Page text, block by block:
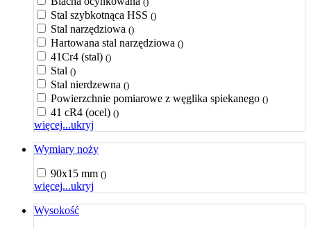
Stal szybkotnąca HSS ()
Stal narzędziowa ()
Hartowana stal narzędziowa ()
41Cr4 (stal) ()
Stal ()
Stal nierdzewna ()
Powierzchnie pomiarowe z węglika spiekanego ()
41 cR4 (ocel) ()
więcej...ukryj
Wymiary noży
90x15 mm ()
więcej...ukryj
Wysokość